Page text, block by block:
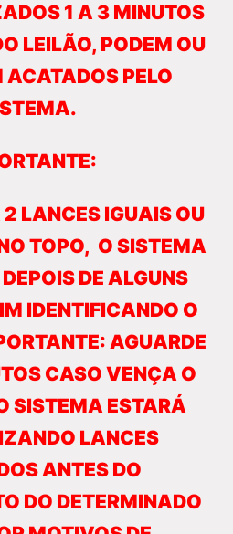
1 A 3 MINUTOS
LEILÃO, PODEM OU
ACATADOS PELO
LANCES IGUAIS OU
TOPO, O SISTEMA
DE ALGUNS
IDENTIFICANDO O
AGUARDE
CASO VENÇA O
SISTEMA ESTARÁ
LANCES
ANTES DO
DO DETERMINADO